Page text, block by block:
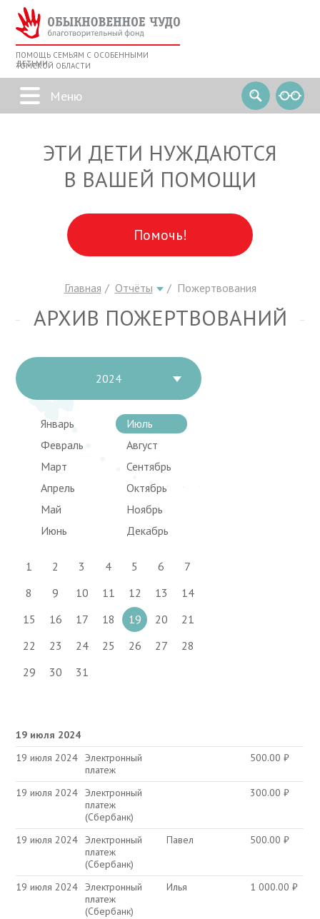
ПОМОЩЬ СЕМЬЯМ С ОСОБЕННЫМИ
ДЕТЬМИ
ТОМСКОЙ ОБЛАСТИ
ЭТИ ДЕТИ НУЖДАЮТСЯ
В ВАШЕЙ ПОМОЩИ
Помочь!
Главная Отчёты Пожертвования
АРХИВ ПОЖЕРТВОВАНИЙ
2024
Январь
Февраль
Март
Апрель
Май
Июнь
Июль
Август
Сентябрь
Октябрь
Ноябрь
Декабрь
1 2 3 4 5 6
7
8
9 10 11 12 13
14
15
16 17 18 19 20
21
22
23 24 25 26 27
28
29
30 31
19 июля 2024
19 июля 2024 Электронный
платеж
500.00₽
19 июля 2024 Электронный
платеж
(Сбербанк)
300.00₽
19 июля 2024 Электронный
платеж
(Сбербанк)
Павел 500.00₽
19 июля 2024 Электронный
платеж
(Сбербанк)
Илья 1 000.00₽